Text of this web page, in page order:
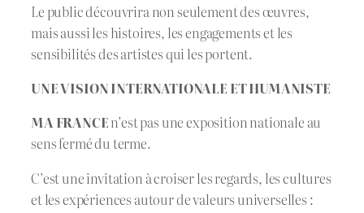
Le public découvrira non seulement des œuvres,
mais aussi les histoires, les engagements et les
sensibilités des artistes qui les portent.
UNE VISION INTERNATIONALE ET HUMANISTE
MA FRANCEn’est pas une exposition nationale au
sens fermé du terme.
C’est une invitation à croiser les regards, les cultures
et les expériences autour de valeurs universelles :